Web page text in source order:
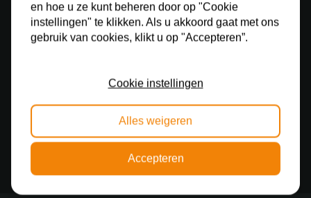
Sfeervolle showroom
500 m2 lampenwinkel in Rijssen
Gratis verzending in NL vanaf € 50,-
Gratis lichtbronnen
Bestelling inclusief lichtbron
Veilig achteraf betalen met Klarna
en hoe u ze kunt beheren door op "Cookie
instellingen" te klikken. Als u akkoord gaat met ons
gebruik van cookies, klikt u op "Accepteren”.
Cookie instellingen
Alles weigeren
Accepteren